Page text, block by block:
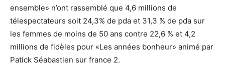
ensemble» n’ont rassemblé que 4,6 millions de
télespectateurs soit 24,3% de pda et 31,3 % de pda sur
les femmes de moins de 50 ans contre 22,6 % et 4,2
millions de fidèles pour «Les années bonheur» animé par
Patick Séabastien sur france 2.